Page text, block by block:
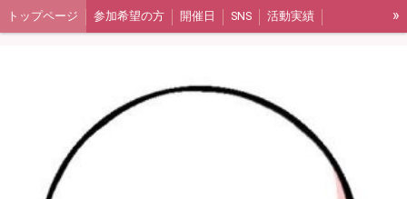
トップページ 参加希望の方 開催日 SNS 活動実績
活動報告（ブログ）
»